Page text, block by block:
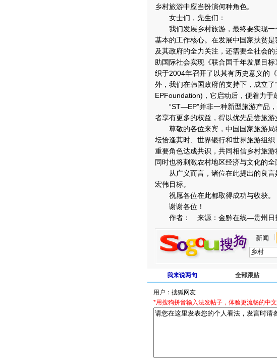
乡村旅游中应当扮演何种角色。
女士们，先生们：
我们发展乡村旅游，最终要实现一
基本的工作核心。在发展中国家扶贫
及其政府的全力关注，还需要全社会
助国际社会实现《联合国千年发展目
织于2004年召开了以其有历史意义的
外，我们在韩国政府的支持下，成立
EPFoundation)，它启动后，便着力于
“ST—EP”并非一种新型旅游产品，
者享有更多的权益，得以优先品尝旅游
尊敬的各位来宾，中国国家旅游局
坛恰逢其时、世界银行和世界旅游组
重要角色达成共识，共同相信乡村旅
同时也将刺激农村地区经济与文化的全
从广义而言，诸位在此提出的良言
宏伟目标。
祝愿各位在此都取得成功与收获。
谢谢各位！
作者： 来源：金黔在线—贵州日
新闻
我来说两句 全部跟贴
用户：
*用搜狗拼音输入法发帖子，体验更流畅的中